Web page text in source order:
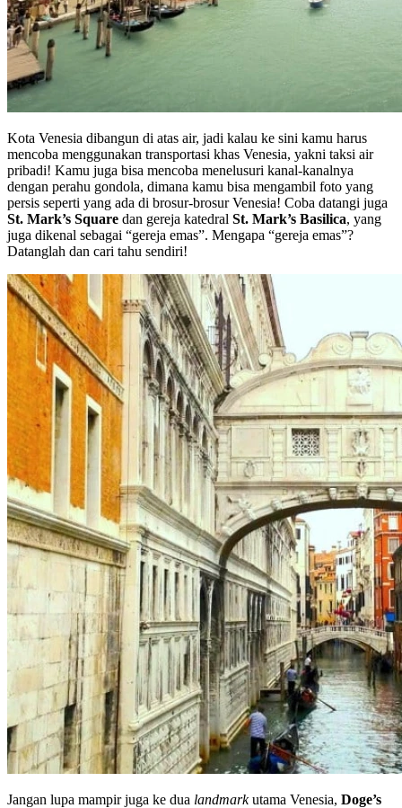
Kota Venesia dibangun di atas air, jadi kalau ke sini kamu harus
mencoba menggunakan transportasi khas Venesia, yakni taksi air
pribadi! Kamu juga bisa mencoba menelusuri kanal-kanalnya
dengan perahu gondola, dimana kamu bisa mengambil foto yang
persis seperti yang ada di brosur-brosur Venesia! Coba datangi juga
St. Mark’s Square dan gereja katedral St. Mark’s Basilica, yang
juga dikenal sebagai “gereja emas”. Mengapa “gereja emas”?
Datanglah dan cari tahu sendiri!
Jangan lupa mampir juga ke dua landmarkutama Venesia, Doge’s